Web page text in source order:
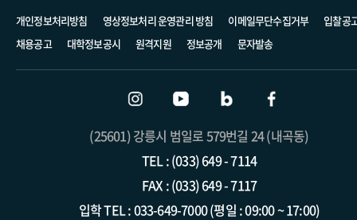
(25601) 강릉시 범일로 579번길 24 (내곡동)
TEL : (033) 649 - 7114
FAX : (033) 649 - 7117
입학 TEL : 033-649-7000 (평일 : 09:00 ~ 17:00)
개인정보처리방침 영상정보처리 운영관리 방침 이메일무단수집거부
입찰공
채용공고
대학정보공시 원격지원 정보공개 문자발송